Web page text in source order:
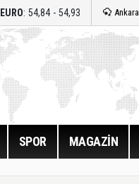
EURO: 54,84 - 54,93 Ankara
SPOR MAGAZİN